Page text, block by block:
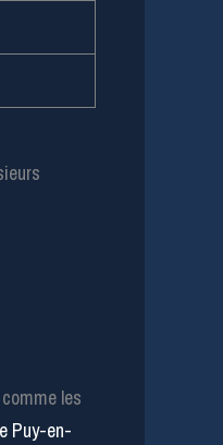
les
Puy-en-